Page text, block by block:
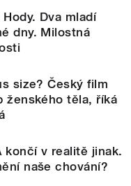
Dva mladí
dny. Milostná
size? Český film
ženského těla, říká
končí v realitě jinak.
naše chování?